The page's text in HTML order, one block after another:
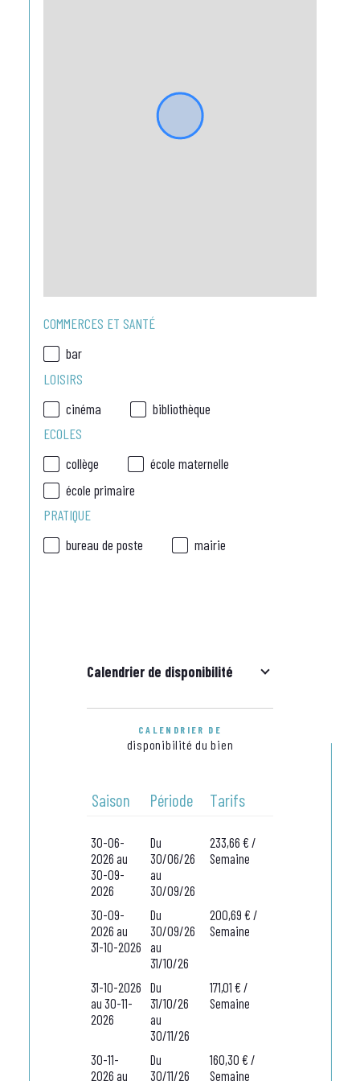
COMMERCES ET SANTÉ
bar
LOISIRS
cinéma
bibliothèque
ECOLES
collège
école maternelle
école primaire
PRATIQUE
bureau de poste
mairie
Calendrier de disponibilité
CALENDRIER DE
disponibilité du bien
Saison Période Tarifs
30-06-
2026 au
30-09-
2026
Du
30/06/26
au
30/09/26
233,66 € /
Semaine
30-09-
2026 au
31-10-2026
Du
30/09/26
au
31/10/26
200,69 € /
Semaine
31-10-2026
au 30-11-
2026
Du
31/10/26
au
30/11/26
171,01 € /
Semaine
30-11-
2026 au
Du
30/11/26
160,30 € /
Semaine